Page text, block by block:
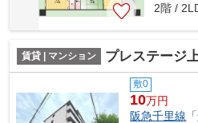
2階 /
賃貸 | マンション プレステージ
敷0
10万円
阪急千里線 「